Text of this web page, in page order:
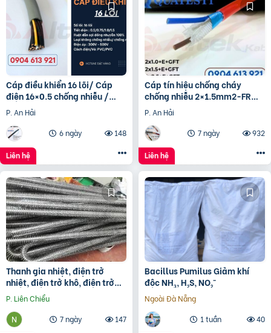
Cáp điều khiển 16 lõi/ Cáp
điện 16×0.5 chống nhiễu /
Control Cable SH -500
16×0.75 Altek Kabel
P. An Hải
6 ngày
148
Liên hệ
Cáp tín hiệu chống cháy
chống nhiễu 2×1.5mm2-FR
Altek Kabel
P. An Hải
7 ngày
932
Liên hệ
Thanh gia nhiệt, điện trở
nhiệt, điện trở khô, điện trở
đun hóa chất, điện trở lò nung
P. Liên Chiểu
7 ngày
147
Bacillus Pumilus Giảm khí
độc NH₃, H₂S, NO₂⁻
Ngoài Đà Nẵng
1 tuần
40